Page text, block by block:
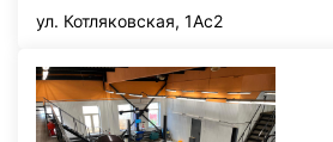
ул. Котляковская, 1Ас2